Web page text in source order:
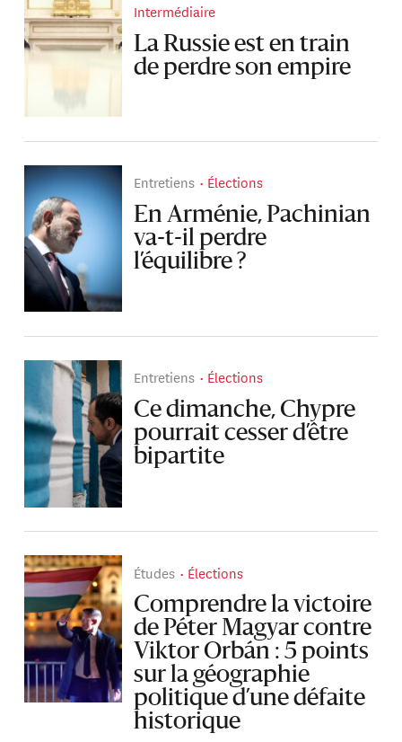
Intermédiaire
La Russie est en train
de perdre son empire
Entretiens Élections
En Arménie, Pachinian
va-t-il perdre
l’équilibre ?
Entretiens Élections
Ce dimanche, Chypre
pourrait cesser d’être
bipartite
Études Élections
Comprendre la victoire
de Péter Magyar contre
Viktor Orbán : 5 points
sur la géographie
politique d’une défaite
historique